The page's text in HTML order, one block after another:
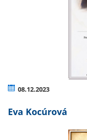
08.12.2023
Eva Kocúrová